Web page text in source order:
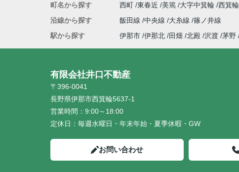
町名から探す
西町 東春近 美篶 大字中箕輪 西箕輪
沿線から探す
飯田線 中央線 大糸線 篠ノ井線
駅から探す
伊那市 伊那北 田畑 北殿 沢渡 茅野
有限会社井口不動産
〒396-0041
長野県伊那市西箕輪5637-1
営業時間： 9:00～18:00
定休日： 毎週水曜日・年末年始・夏季休暇・GW
お問い合わせ